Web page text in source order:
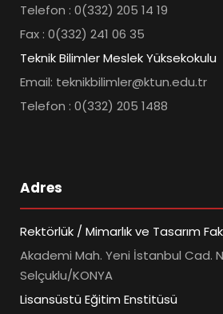
Telefon : 0(332) 205 14 19
Fax : 0(332) 241 06 35
Teknik Bilimler Meslek Yüksekokulu
Email: teknikbilimler@ktun.edu.tr
Telefon : 0(332) 205 1488
Adres
Rektörlük / Mimarlık ve Tasarım
Akademi Mah. Yeni İstanbul Cad.
Selçuklu/KONYA
Lisansüstü Eğitim Enstitüsü